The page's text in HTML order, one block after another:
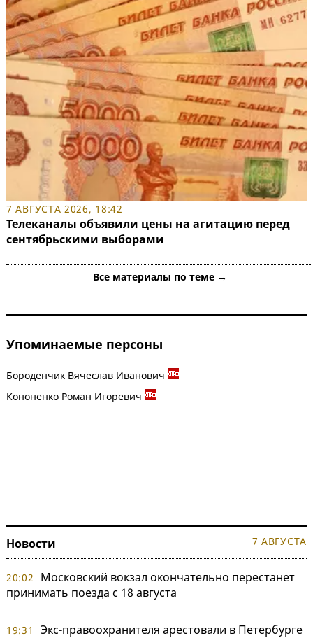
7 АВГУСТА 2026, 18:42
Телеканалы объявили цены на агитацию перед
сентябрьскими выборами
Все материалы по теме →
Упоминаемые персоны
Бороденчик Вячеслав Иванович
Кононенко Роман Игоревич
Новости 7 АВГУСТА
20:02
Московский вокзал окончательно перестанет
принимать поезда с 18 августа
19:31
Экс-правоохранителя арестовали в Петербурге